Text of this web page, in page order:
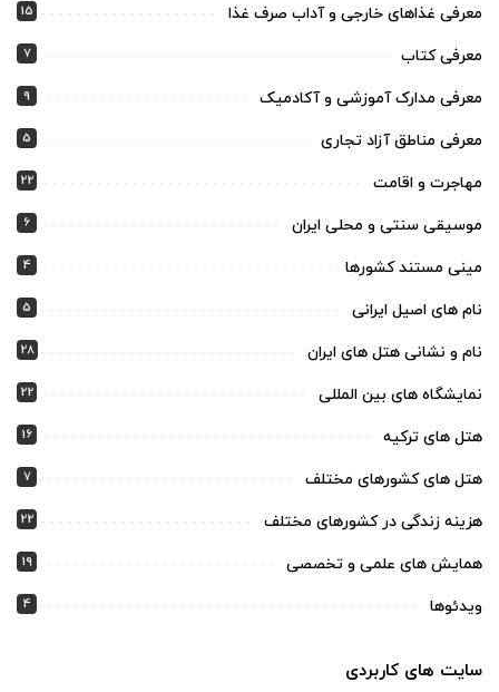
معرفی غذاهای خارجی و آداب صرف غذا 15
معرفی کتاب 7
معرفی مدارک آموزشی و آکادمیک 9
معرفی مناطق آزاد تجاری 5
مهاجرت و اقامت 22
موسیقی سنتی و محلی ایران 6
مینی مستند کشورها 4
نام های اصیل ایرانی 5
نام و نشانی هتل های ایران 28
نمایشگاه های بین المللی 22
هتل های ترکیه 16
هتل های کشورهای مختلف 7
هزینه زندگی در کشورهای مختلف 22
همایش های علمی و تخصصی 19
ویدئوها 4
سایت های کاربردی